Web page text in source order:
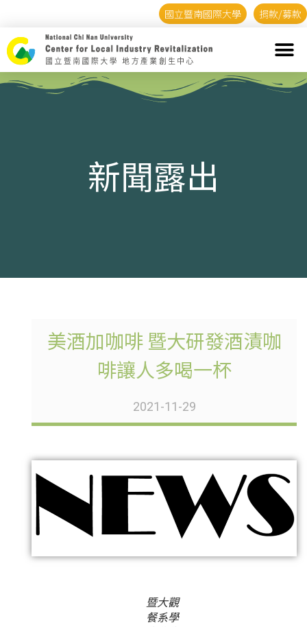
國立暨南國際大學 捐款/募款
新聞露出
美酒加咖啡 暨大研發酒漬咖
啡讓人多喝一杯
2021-11-29
暨大觀
餐系學